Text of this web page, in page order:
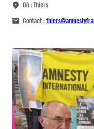
Où :Thiers
Contact :